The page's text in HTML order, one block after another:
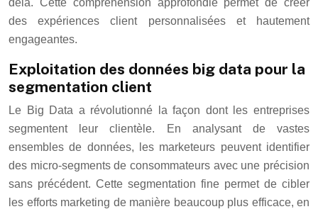
delà. Cette compréhension approfondie permet de créer
des expériences client personnalisées et hautement
engageantes.
Exploitation des données big data pour la
segmentation client
Le Big Data a révolutionné la façon dont les entreprises
segmentent leur clientèle. En analysant de vastes
ensembles de données, les marketeurs peuvent identifier
des micro-segments de consommateurs avec une précision
sans précédent. Cette segmentation fine permet de cibler
les efforts marketing de manière beaucoup plus efficace, en